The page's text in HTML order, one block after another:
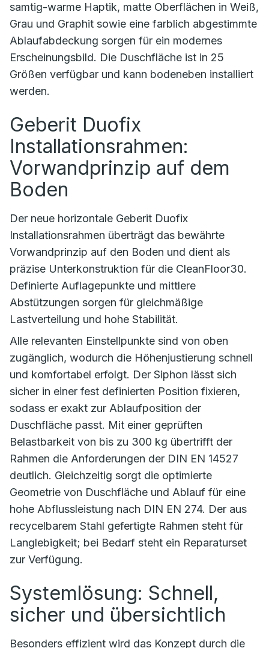
samtig-warme Haptik, matte Oberflächen in Weiß,
Grau und Graphit sowie eine farblich abgestimmte
Ablaufabdeckung sorgen für ein modernes
Erscheinungsbild. Die Duschfläche ist in 25
Größen verfügbar und kann bodeneben installiert
werden.
Geberit Duofix
Installationsrahmen:
Vorwandprinzip auf dem
Boden
Der neue horizontale Geberit Duofix
Installationsrahmen überträgt das bewährte
Vorwandprinzip auf den Boden und dient als
präzise Unterkonstruktion für die CleanFloor30.
Definierte Auflagepunkte und mittlere
Abstützungen sorgen für gleichmäßige
Lastverteilung und hohe Stabilität.
Alle relevanten Einstellpunkte sind von oben
zugänglich, wodurch die Höhenjustierung schnell
und komfortabel erfolgt. Der Siphon lässt sich
sicher in einer fest definierten Position fixieren,
sodass er exakt zur Ablaufposition der
Duschfläche passt. Mit einer geprüften
Belastbarkeit von bis zu 300 kg übertrifft der
Rahmen die Anforderungen der DIN EN 14527
deutlich. Gleichzeitig sorgt die optimierte
Geometrie von Duschfläche und Ablauf für eine
hohe Abflussleistung nach DIN EN 274. Der aus
recycelbarem Stahl gefertigte Rahmen steht für
Langlebigkeit; bei Bedarf steht ein Reparaturset
zur Verfügung.
Systemlösung: Schnell,
sicher und übersichtlich
Besonders effizient wird das Konzept durch die